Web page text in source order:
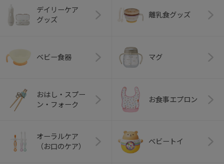
デイリーケア
グッズ
離乳食グッズ
ベビー食器 マグ
おはし・スプー
ン・フォーク
お食事エプロン
オーラルケア
（お口のケア）
ベビートイ